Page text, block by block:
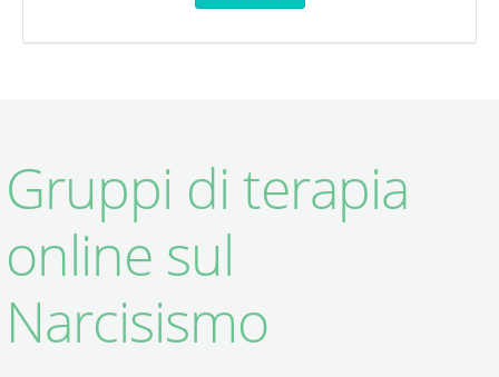
Gruppi di terapia
online sul
Narcisismo